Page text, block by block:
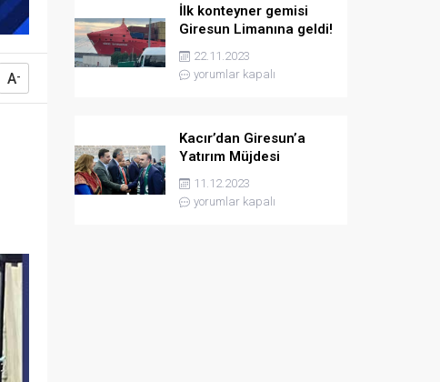
A-
İlk konteyner gemisi
Giresun Limanına geldi!
22.11.2023
yorumlar kapalı
Kacır’dan Giresun’a
Yatırım Müjdesi
11.12.2023
yorumlar kapalı